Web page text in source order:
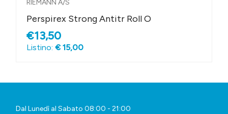
RIEMANN A/S
Perspirex Strong Antitr Roll O
€13,50
Listino: € 15,00
Dal Lunedì al Sabato 08:00 - 21:00